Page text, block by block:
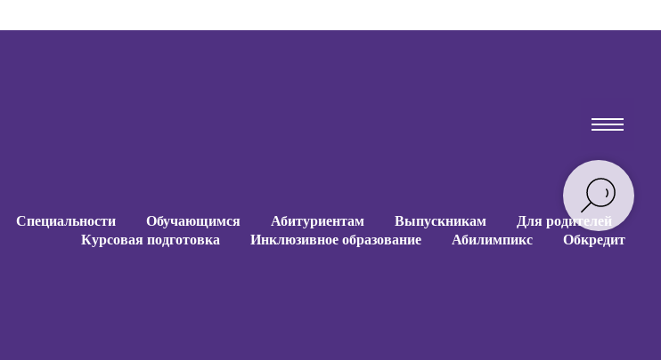
Специальности Обучающимся Абитуриентам Выпускникам
Для родителей
Курсовая подготовка
Инклюзивное образование Абилимпикс Обкредит
Обкредит